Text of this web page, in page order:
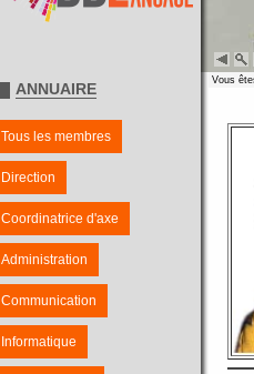
ANNUAIRE
Tous les membres
Direction
Coordinatrice d'axe
Administration
Communication
Informatique
Vous